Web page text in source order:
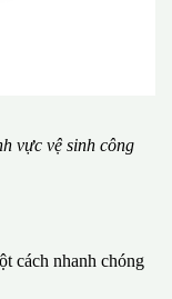
vực vệ sinh công
cách nhanh chóng